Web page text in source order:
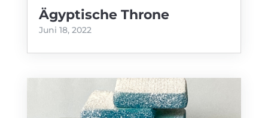
Ägyptische Throne
Juni 18, 2022